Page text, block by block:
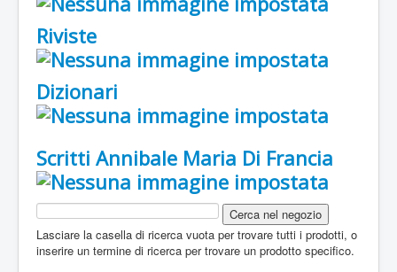
Riviste
Dizionari
Scritti Annibale Maria Di Francia
Lasciare la casella di ricerca vuota per trovare tutti i prodotti, o
inserire un termine di ricerca per trovare un prodotto specifico.